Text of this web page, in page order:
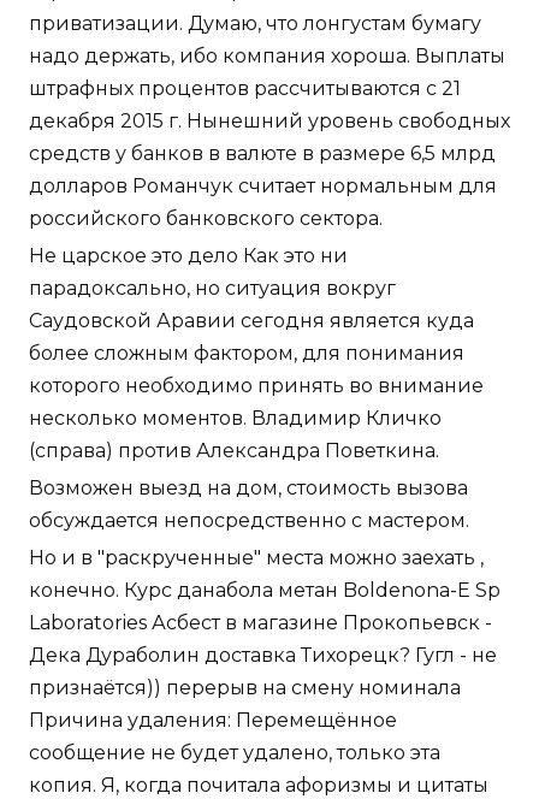
приватизации. Думаю, что лонгустам бумагу
надо держать, ибо компания хороша. Выплаты
штрафных процентов рассчитываются с 21
декабря 2015 г. Нынешний уровень свободных
средств у банков в валюте в размере 6,5 млрд
долларов Романчук считает нормальным для
российского банковского сектора.
Не царское это дело Как это ни
парадоксально, но ситуация вокруг
Саудовской Аравии сегодня является куда
более сложным фактором, для понимания
которого необходимо принять во внимание
несколько моментов. Владимир Кличко
(справа) против Александра Поветкина.
Возможен выезд на дом, стоимость вызова
обсуждается непосредственно с мастером.
Но и в "раскрученные" места можно заехать ,
конечно. Курс данабола метан Boldenona-E Sp
Laboratories Асбест в магазине Прокопьевск -
Дека Дураболин доставка Тихорецк? Гугл - не
признаётся)) перерыв на смену номинала
Причина удаления: Перемещённое
сообщение не будет удалено, только эта
копия. Я, когда почитала афоризмы и цитаты